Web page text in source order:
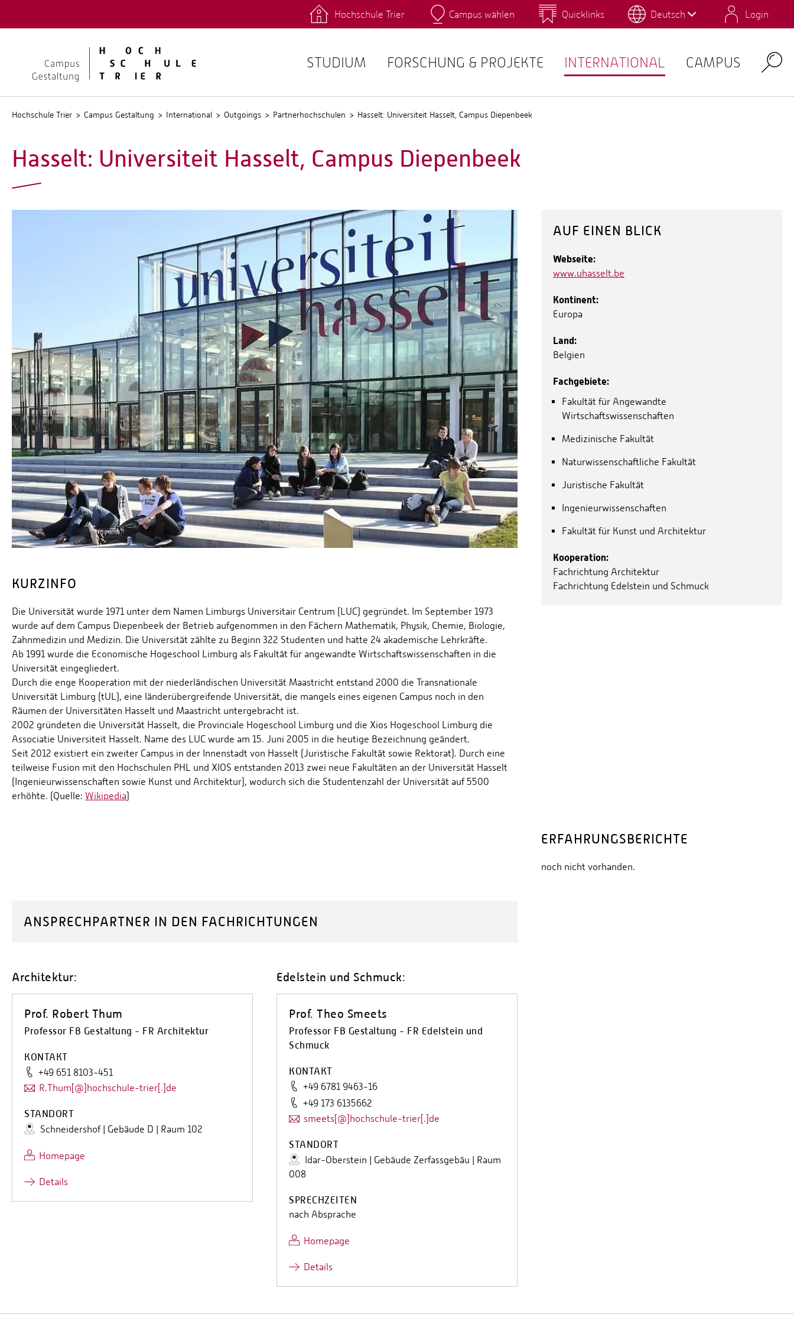
Hauptcampus Campus Gestaltung Umwelt-Campus Birkenfeld
Kontakt Fachrichtungen Intranet
Personalverzeichnis
Hochschule Trier Campus wählen Quicklinks Deutsch Login
STUDIUM FORSCHUNG & PROJEKTE INTERNATIONAL CAMPUS Search
Hochschule Trier Campus Gestaltung International Outgoings Partnerhochschulen Hasselt: Universiteit Hasselt, Campus Diepenbeek
Hasselt: Universiteit Hasselt, Campus Diepenbeek
KURZINFO
Die Universität wurde 1971 unter dem Namen Limburgs Universitair Centrum (LUC) gegründet. Im September 1973
wurde auf dem Campus Diepenbeek der Betrieb aufgenommen in den Fächern Mathematik, Physik, Chemie, Biologie,
Zahnmedizin und Medizin. Die Universität zählte zu Beginn 322 Studenten und hatte 24 akademische Lehrkräfte.
Ab 1991 wurde die Economische Hogeschool Limburg als Fakultät für angewandte Wirtschaftswissenschaften in die
Universität eingegliedert.
Durch die enge Kooperation mit der niederländischen Universität Maastricht entstand 2000 die Transnationale
Universität Limburg (tUL), eine länderübergreifende Universität, die mangels eines eigenen Campus noch in den
Räumen der Universitäten Hasselt und Maastricht untergebracht ist.
2002 gründeten die Universität Hasselt, die Provinciale Hogeschool Limburg und die Xios Hogeschool Limburg die
Associatie Universiteit Hasselt. Name des LUC wurde am 15. Juni 2005 in die heutige Bezeichnung geändert.
Seit 2012 existiert ein zweiter Campus in der Innenstadt von Hasselt (Juristische Fakultät sowie Rektorat). Durch eine
teilweise Fusion mit den Hochschulen PHL und XIOS entstanden 2013 zwei neue Fakultäten an der Universität Hasselt
(Ingenieurwissenschaften sowie Kunst und Architektur), wodurch sich die Studentenzahl der Universität auf 5500
erhöhte. (Quelle: Wikipedia)
AUF EINEN BLICK
Webseite:
www.uhasselt.be
Kontinent:
Europa
Land:
Belgien
Fachgebiete:
Fakultät für Angewandte
Wirtschaftswissenschaften
Medizinische Fakultät
Naturwissenschaftliche Fakultät
Juristische Fakultät
Ingenieurwissenschaften
Fakultät für Kunst und Architektur
Kooperation:
Fachrichtung Architektur
Fachrichtung Edelstein und Schmuck
ERFAHRUNGSBERICHTE
noch nicht vorhanden.
ANSPRECHPARTNER IN DEN FACHRICHTUNGEN
Architektur:
Prof. Robert Thum
Professor FB Gestaltung - FR Architektur
KONTAKT
+49 651 8103-451
R.Thum[@]hochschule-trier[.]de
STANDORT
Schneidershof | Gebäude D | Raum 102
Homepage
Details
Edelstein und Schmuck:
Prof. Theo Smeets
Professor FB Gestaltung - FR Edelstein und
Schmuck
KONTAKT
+49 6781 9463-16
+49 173 6135662
smeets[@]hochschule-trier[.]de
STANDORT
Idar-Oberstein | Gebäude Zerfassgebäu | Raum
008
SPRECHZEITEN
nach Absprache
Homepage
Details